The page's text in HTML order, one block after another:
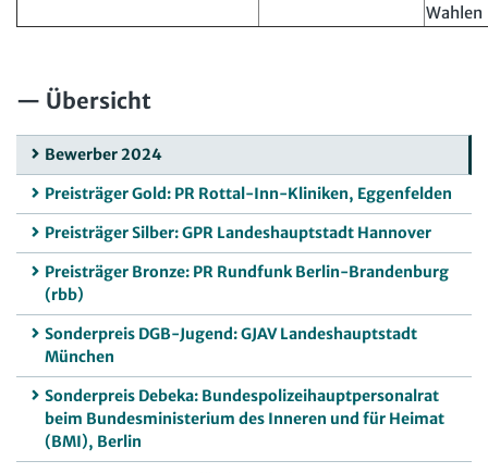
Wahlen
Übersicht
Bewerber 2024
Preisträger Gold: PR Rottal-Inn-Kliniken, Eggenfelden
Preisträger Silber: GPR Landeshauptstadt Hannover
Preisträger Bronze: PR Rundfunk Berlin-Brandenburg
(rbb)
Sonderpreis DGB-Jugend: GJAV Landeshauptstadt
München
Sonderpreis Debeka: Bundespolizeihauptpersonalrat
beim Bundesministerium des Inneren und für Heimat
(BMI), Berlin